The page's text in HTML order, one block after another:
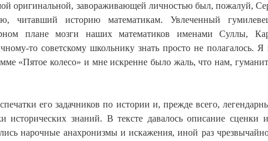
оригинальной, завораживающей личностью был, пожалуй,
читавший историю математикам. Увлеченный
плане мозги наших математиков именами Суллы,
то советскому школьнику знать просто не полагалось.
«Пятое колесо» и мне искренне было жаль, что нам,
его задачников по истории и, прежде всего,
исторических знаний. В тексте давалось описание
нарочные анахронизмы и искажения, иной раз